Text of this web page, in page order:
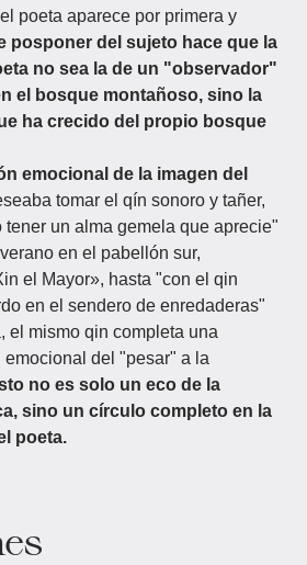
poeta aparece por primera y
posponer del sujeto hace que la
no sea la de un "observador"
el bosque montañoso, sino la
ha crecido del propio bosque
emocional de la imagen del
tomar el qín sonoro y tañer,
tener un alma gemela que aprecie"
en el pabellón sur,
el Mayor», hasta "con el qin
en el sendero de enredaderas"
el mismo qin completa una
emocional del "pesar" a la
no es solo un eco de la
sino un círculo completo en la
poeta.